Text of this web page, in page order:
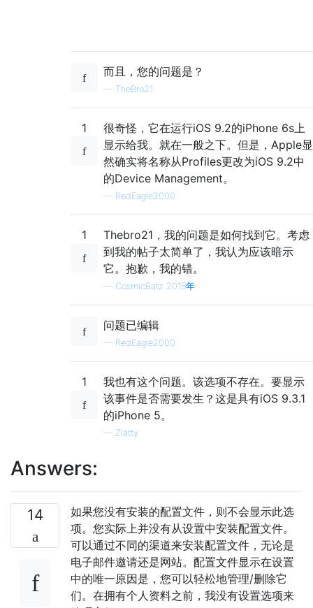
而且，您的问题是？
— TheBro21
1
很奇怪，它在运行iOS 9.2的iPhone 6s上
显示给我。就在一般之下。但是，Apple显
然确实将名称从Profiles更改为iOS 9.2中
的Device Management。
— RedEagle2000
1
Thebro21，我的问题是如何找到它。考虑
到我的帖子太简单了，我认为应该暗示
它。抱歉，我的错。
— CosmicBatz 2015年
问题已编辑
— RedEagle2000
1
我也有这个问题。该选项不存在。要显示
该事件是否需要发生？这是具有iOS 9.3.1
的iPhone 5。
— Zlatty
Answers:
14
如果您没有安装的配置文件，则不会显示此选
项。您实际上并没有从设置中安装配置文件。
可以通过不同的渠道来安装配置文件，无论是
电子邮件邀请还是网站。配置文件显示在设置
中的唯一原因是，您可以轻松地管理/删除它
们。在拥有个人资料之前，我没有设置选项来